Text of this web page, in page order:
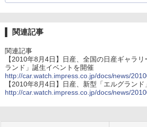
関連記事
関連記事
【2010年8月4日】日産、全国の日産ギャラ
ランド」誕生イベントを開催
http://car.watch.impress.co.jp/docs/news/
【2010年8月4日】日産、新型「エルグランド
http://car.watch.impress.co.jp/docs/news/